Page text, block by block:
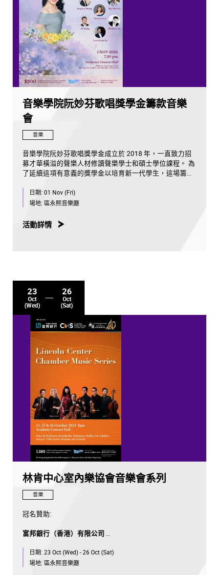
音樂學院阮妙芬歌唱獎學金籌款音樂
會
音樂
音樂學院阮妙芬歌唱獎學金成立於 2018 年，一直致力招
募才華橫溢的聲樂人材修讀聲樂學士和碩士學位課程。 為
了延續這項有意義的獎學金以培育新一代學生，這場籌款
出，
承諾帶給大家一個充滿悠揚樂韻和溫暖友誼的晚上。
日期: 01 Nov (Fri)
場地: 區永熙音樂廳
活動詳情
23
Oct
(Wed)
26
Oct
(Sat)
林肯中心室內樂協會音樂會系列
音樂
冠名贊助:
富邦銀行（香港）有限公司
去年香港演藝學院呈獻的紐約林肯中心室內樂協會音樂會
好評如潮，今年學院在冠名贊助富邦銀行（香港）的鼎力
日期: 23 Oct (Wed) - 26 Oct (Sat)
場地: 區永熙音樂廳